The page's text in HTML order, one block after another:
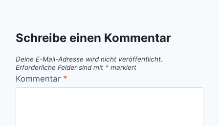
Schreibe einen Kommentar
Deine E-Mail-Adresse wird nicht veröffentlicht.
Erforderliche Felder sind mit * markiert
Kommentar *